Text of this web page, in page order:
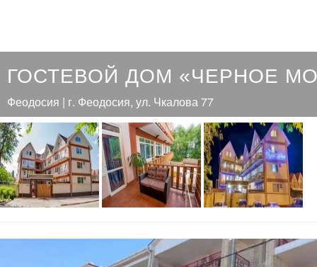
ГОСТЕВОЙ ДОМ «ЧЕРНОЕ
Феодосия | г. Феодосия, ул. Чкалова 77